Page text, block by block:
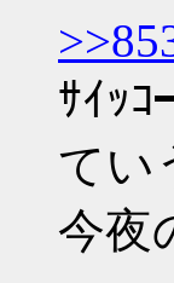
ｻｲｯ
てい
今夜